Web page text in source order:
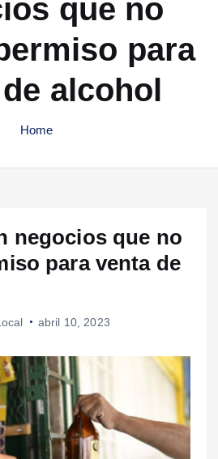
que no
para
alcohol
Home
negocios que no
para venta de
abril 10, 2023